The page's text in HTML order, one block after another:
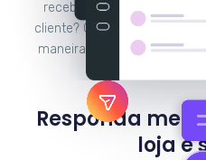
recebidas por todos os
cliente? Com a Huggy você
maneira organizada e não
Responda
loja e